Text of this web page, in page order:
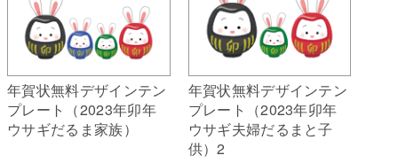
年賀状無料デザインテン
プレート（2023年卯年
ウサギだるま家族）
年賀状無料デザインテン
プレート（2023年卯年
ウサギ夫婦だるまと子
供）2